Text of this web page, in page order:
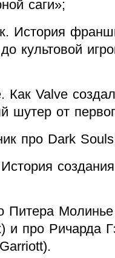
саги»;
История
культовой
Как Valve
шутер от
про Dark
Питера
и про Ричарда